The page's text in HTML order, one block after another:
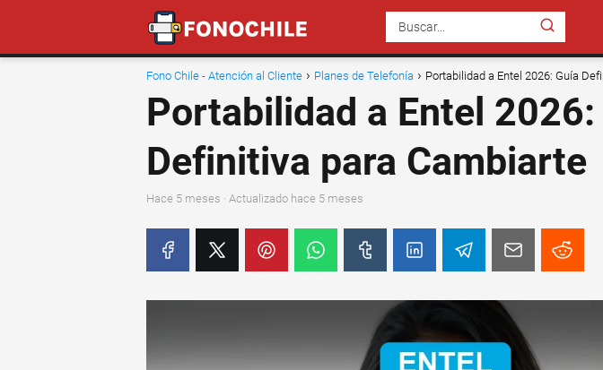
Fono Chile - Atención al Cliente Planes de Telefonía Portabilidad a Entel 2026: Guía
Portabilidad a Entel 2026:
Definitiva para Cambiarte
hace 5 meses · Actualizado hace 5 meses